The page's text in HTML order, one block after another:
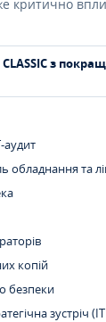
критично
з
обладнання та
копій
безпеки
зустріч